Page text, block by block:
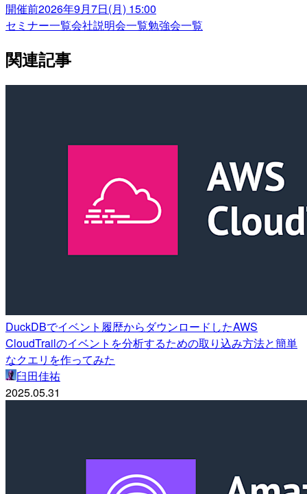
開催前2026年9月7日(月) 15:00
セミナー一覧会社説明会一覧勉強会一覧
関連記事
DuckDBでイベント履歴からダウンロードしたAWS
CloudTrailのイベントを分析するための取り込み方法と簡単
なクエリを作ってみた
臼田佳祐
2025.05.31